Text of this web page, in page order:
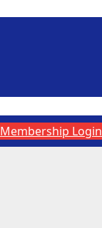
Membership Login